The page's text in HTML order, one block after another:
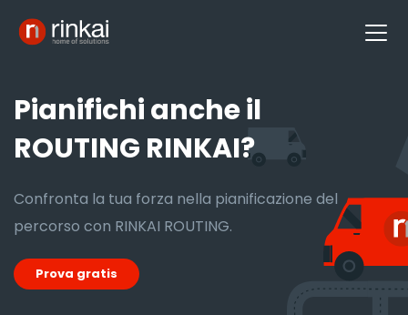
Menu
Pianifichi anche il
ROUTING RINKAI?
Confronta la tua forza nella pianificazione del
percorso con RINKAI ROUTING.
Prova gratis